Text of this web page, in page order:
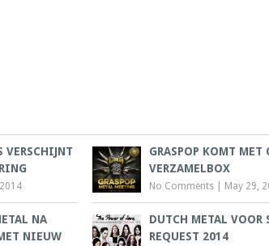
VERSCHIJNT
GRASPOP KOMT MET
VERZAMELBOX
No Comments May 29,
NA
NIEUW
DUTCH METAL VOOR
REQUEST 2014